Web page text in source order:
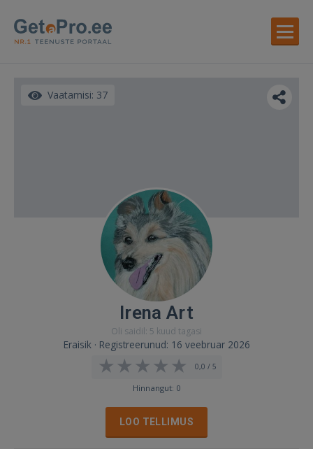
Vaatamisi: 37
Irena Art
Oli saidil: 5 kuud tagasi
Eraisik · Registreerunud: 16 veebruar 2026
0,0 / 5
Hinnangut: 0
LOO TELLIMUS